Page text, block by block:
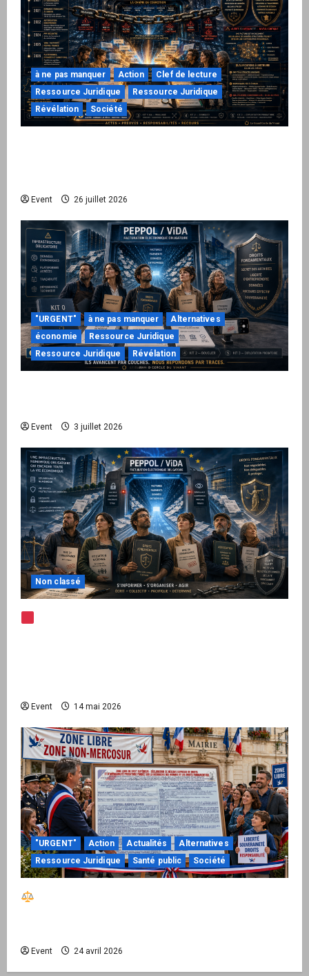
à ne pas manquer Action
Clef de lecture
Ressource Juridique
Ressource Juridique
Révélation
Société
Event 26 juillet 2026
"URGENT" à ne pas manquer
Alternatives
économie
Ressource Juridique
Ressource Juridique
Révélation
Event 3 juillet 2026
Non classé
Event 14 mai 2026
"URGENT" Action Actualités
Alternatives
Ressource Juridique
Santé public Société
Event 24 avril 2026